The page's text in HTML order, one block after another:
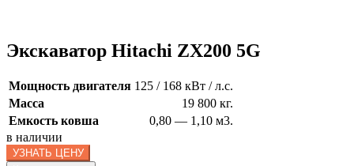
Экскаватор Hitachi ZX200 5G
Мощность двигателя 125 / 168 кВт / л.с.
Масса
19 800 кг.
Емкость ковша
0,80 — 1,10 м3.
в наличии
УЗНАТЬ ЦЕНУ